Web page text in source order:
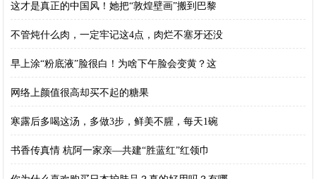
这才是真正的中国风！她把“敦煌壁画”搬到巴黎
不管炖什么肉，一定牢记这4点，肉烂不塞牙还没
早上涂“粉底液”脸很白！为啥下午脸会变黄？这
网络上颜值很高却买不起的糖果
寒露后多喝这汤，多做3步，鲜美不腥，每天1碗
书香传真情 杭阿一家亲—共建“胜蓝红”红领巾